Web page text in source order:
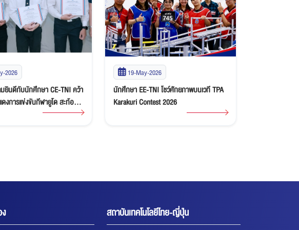
2026
TNI โชว์ศักยภาพบนเวที TPA
2026
19-May-2026
นักศึกษา AE-TNI สร้างชื่อบนเวทียูยิตสูระดับ
ประเทศ คว้า 2 เหรียญรางวัลจากการแข่งขัน
สถาบันเทคโนโลยีไทย-ญี่ปุ่น